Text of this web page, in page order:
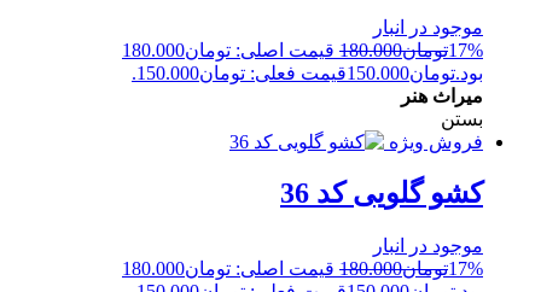
موجود در انبار
17%تومان180.000
قیمت اصلی: تومان180.000
بود.تومان150.000قیمت فعلی: تومان150.000.
میراث هنر
بستن
فروش ویژه
کشو گلویی کد 36
موجود در انبار
17%تومان180.000
قیمت اصلی: تومان180.000